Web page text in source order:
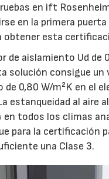
en ift
en la primera puerta
obtener esta
de aislamiento Ud de
solución consigue un
de 0,80 W/m²K en el
estanqueidad al aire
en todos los climas
para la certificación
una Clase 3.